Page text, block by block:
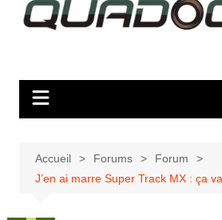
Accueil Forums
Forum
J’en ai marre Super Track MX : ça